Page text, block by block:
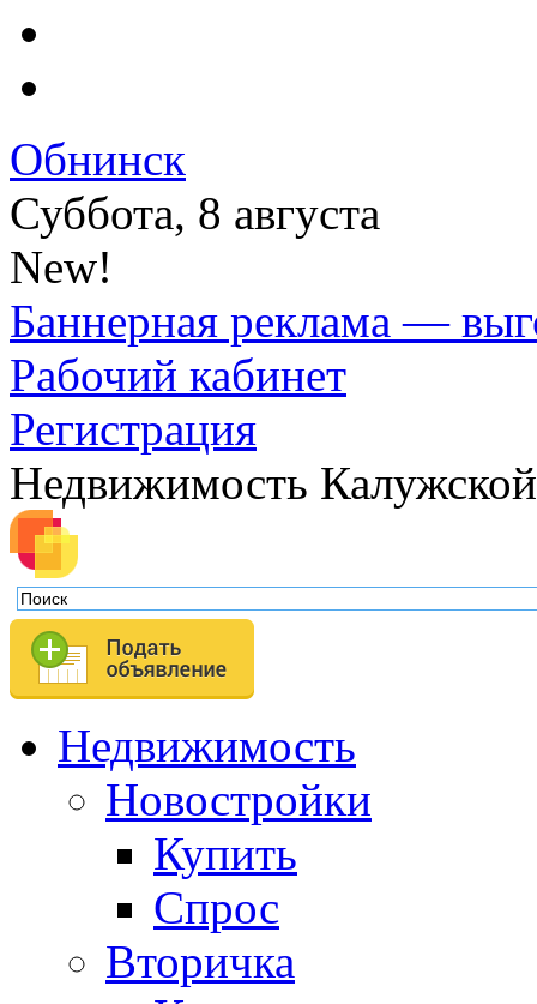
Обнинск
Суббота, 8 августа
New!
Баннерная реклама —
Рабочий кабинет
Регистрация
Недвижимость
Недвижимость
Новостройки
Купить
Спрос
Вторичка